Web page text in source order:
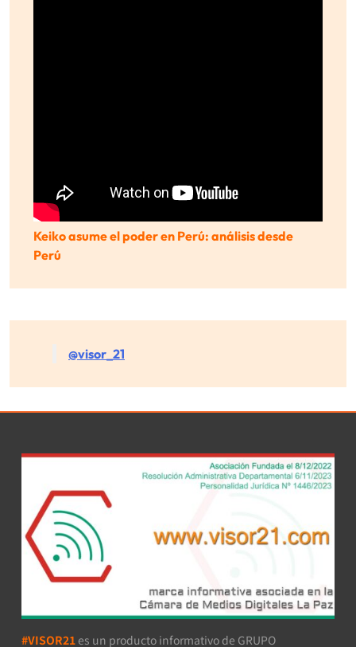
Keiko asume el poder en Perú: análisis desde
Perú
@visor_21
#VISOR21 es un producto informativo de GRUPO